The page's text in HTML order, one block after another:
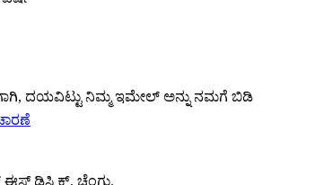
ದಯವಿಟ್ಟು ನಿಮ್ಮ ಇಮೇಲ್ ಅನ್ನು ನಮಗೆ ಬಿಡಿ
ಡಿಸ್ಟ್ರಿಕ್ಟ್, ಚೆಂಗ್ಡು.